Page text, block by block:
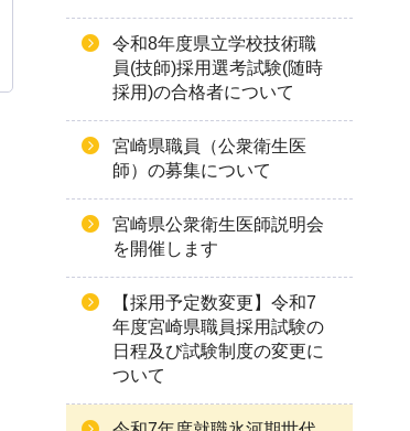
令和8年度県立学校技術職
員(技師)採用選考試験(随時
採用)の合格者について
宮崎県職員（公衆衛生医
師）の募集について
宮崎県公衆衛生医師説明会
を開催します
【採用予定数変更】令和7
年度宮崎県職員採用試験の
日程及び試験制度の変更に
ついて